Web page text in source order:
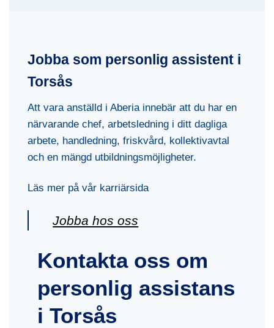
Jobba som personlig assistent i
Torsås
Att vara anställd i Aberia innebär att du har en
närvarande chef, arbetsledning i ditt dagliga
arbete, handledning, friskvård, kollektivavtal
och en mängd utbildningsmöjligheter.
Läs mer på vår karriärsida
Jobba hos oss
Kontakta oss om
personlig assistans
i Torsås